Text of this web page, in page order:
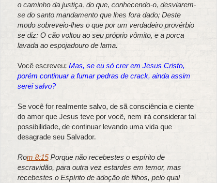
o caminho da justiça, do que, conhecendo-o, desviarem-
se do santo mandamento que lhes fora dado; Deste
modo sobreveio-lhes o que por um verdadeiro provérbio
se diz: O cão voltou ao seu próprio vômito, e a porca
lavada ao espojadouro de lama.
Você escreveu: Mas, se eu só crer em Jesus Cristo,
porém continuar a fumar pedras de crack, ainda assim
serei salvo?
Se você for realmente salvo, de sã consciência e ciente
do amor que Jesus teve por você, nem irá considerar tal
possibilidade, de continuar levando uma vida que
desagrade seu Salvador.
Rom 8:15Porque não recebestes o espírito de
escravidão, para outra vez estardes em temor, mas
recebestes o Espírito de adoção de filhos, pelo qual